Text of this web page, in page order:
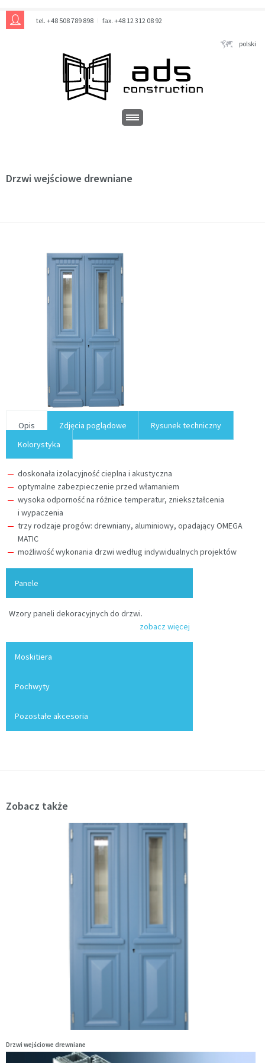
tel. +48 508 789 898 fax. +48 12 312 08 92
polski
Drzwi wejściowe drewniane
Opis Zdjęcia poglądowe
Rysunek techniczny
Kolorystyka
doskonała izolacyjność cieplna i akustyczna
optymalne zabezpieczenie przed włamaniem
wysoka odporność na różnice temperatur, zniekształcenia
i wypaczenia
trzy rodzaje progów: drewniany, aluminiowy, opadający OMEGA
MATIC
możliwość wykonania drzwi według indywidualnych projektów
Panele
Wzory paneli dekoracyjnych do drzwi.
zobacz więcej
Moskitiera
Pochwyty
Pozostałe akcesoria
Zobacz także
Drzwi wejściowe drewniane